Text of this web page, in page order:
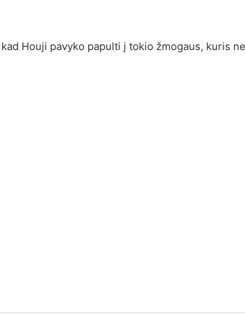
Houji pavyko papulti į tokio žmogaus, kuris